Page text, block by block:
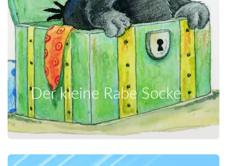
Der kleine Rabe Socke